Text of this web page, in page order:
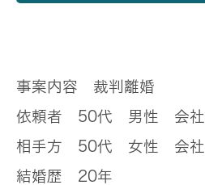
事案内容 裁判離婚
依頼者 50代 男性 会社
相手方 50代 女性 会社
結婚歴 20年